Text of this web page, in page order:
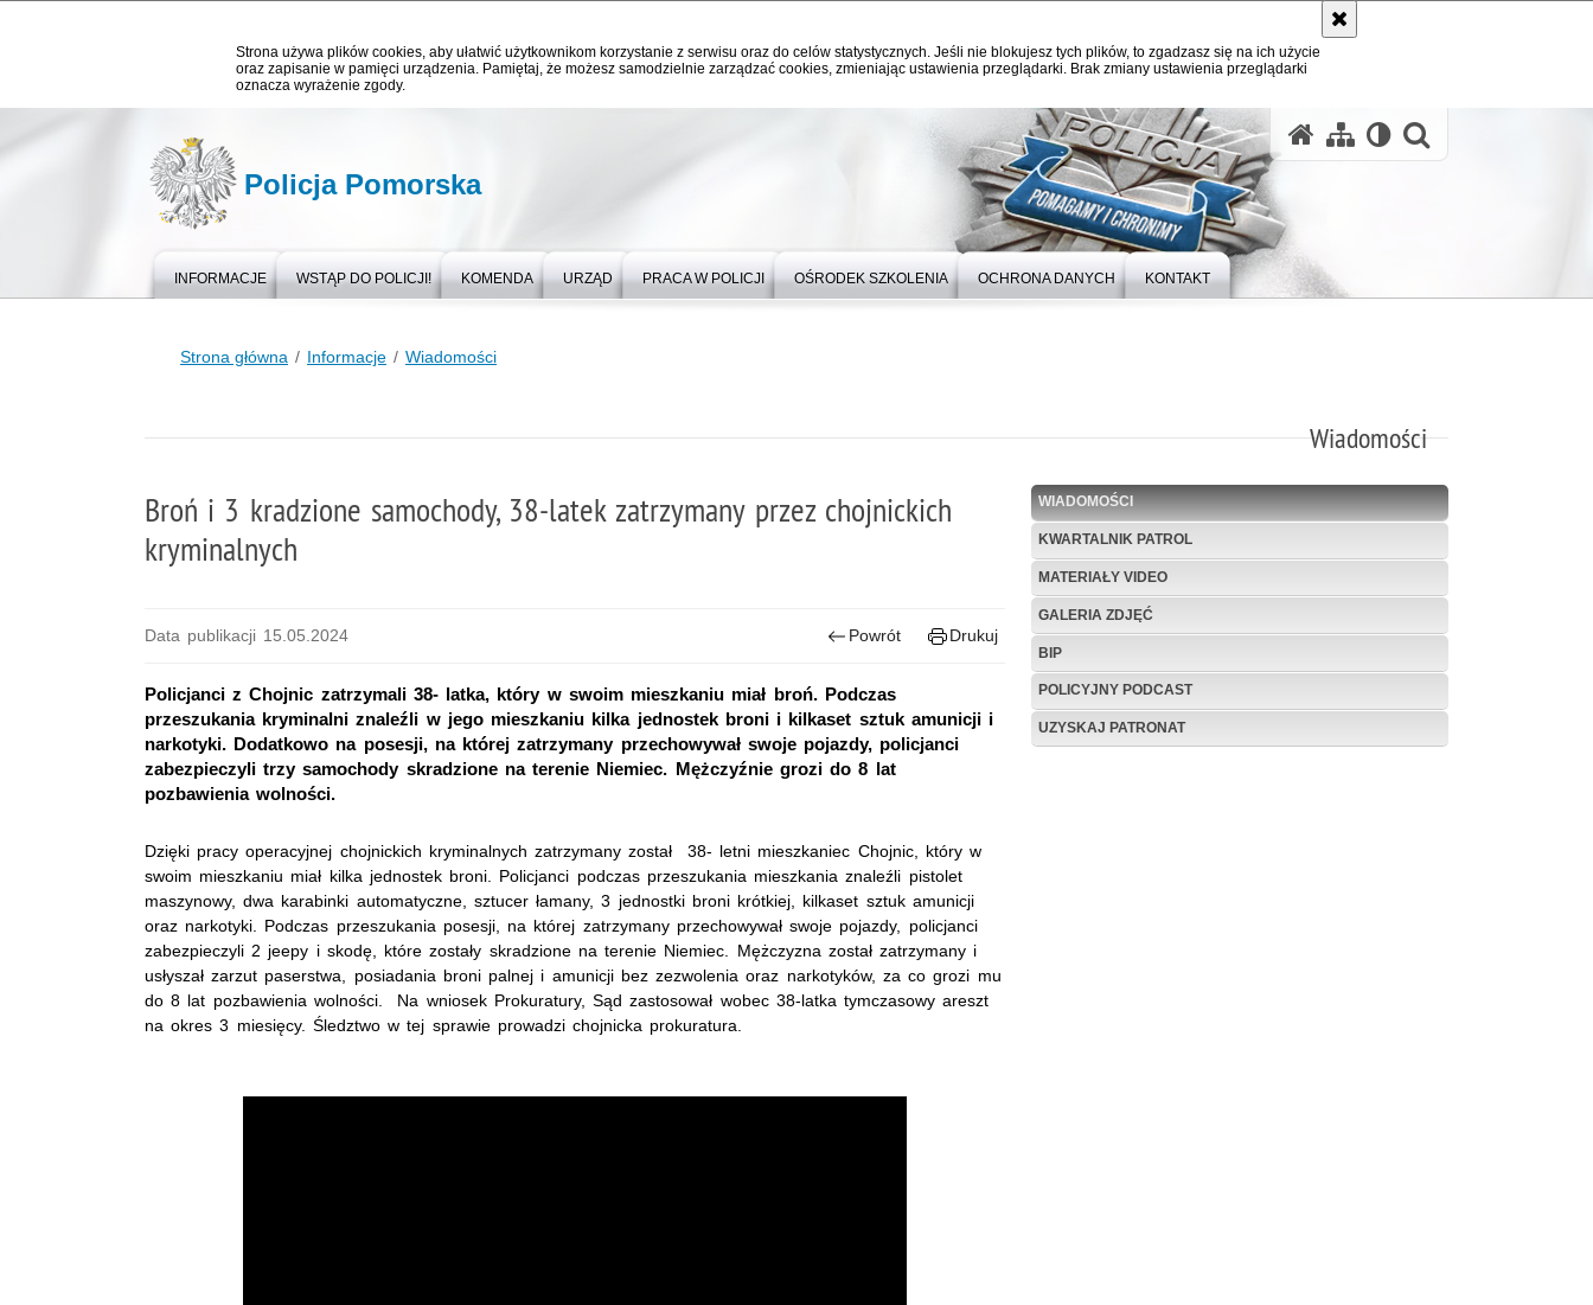
Strona używa plików cookies, aby ułatwić użytkownikom korzystanie z serwisu oraz do celów statystycznych. Jeśli nie blokujesz tych plików, to zgadzasz się na ich użycie
oraz zapisanie w pamięci urządzenia. Pamiętaj, że możesz samodzielnie zarządzać cookies, zmieniając ustawienia przeglądarki. Brak zmiany ustawienia przeglądarki
oznacza wyrażenie zgody.
Policja Pomorska
INFORMACJE WSTĄP DO POLICJI! KOMENDA URZĄD PRACA W POLICJI OŚRODEK SZKOLENIA OCHRONA DANYCH KONTAKT
Strona główna Informacje Wiadomości
Wiadomości
WIADOMOŚCI
KWARTALNIK PATROL
MATERIAŁY VIDEO
GALERIA ZDJĘĆ
BIP
POLICYJNY PODCAST
UZYSKAJ PATRONAT
Broń i 3 kradzione samochody, 38-latek zatrzymany przez chojnickich
kryminalnych
Data publikacji 15.05.2024 Powrót Drukuj
Policjanci z Chojnic zatrzymali 38- latka, który w swoim mieszkaniu miał broń. Podczas
przeszukania kryminalni znaleźli w jego mieszkaniu kilka jednostek broni i kilkaset sztuk amunicji i
narkotyki. Dodatkowo na posesji, na której zatrzymany przechowywał swoje pojazdy, policjanci
zabezpieczyli trzy samochody skradzione na terenie Niemiec. Mężczyźnie grozi do 8 lat
pozbawienia wolności.
Dzięki pracy operacyjnej chojnickich kryminalnych zatrzymany został 38- letni mieszkaniec Chojnic, który w
swoim mieszkaniu miał kilka jednostek broni. Policjanci podczas przeszukania mieszkania znaleźli pistolet
maszynowy, dwa karabinki automatyczne, sztucer łamany, 3 jednostki broni krótkiej, kilkaset sztuk amunicji
oraz narkotyki. Podczas przeszukania posesji, na której zatrzymany przechowywał swoje pojazdy, policjanci
zabezpieczyli 2 jeepy i skodę, które zostały skradzione na terenie Niemiec. Mężczyzna został zatrzymany i
usłyszał zarzut paserstwa, posiadania broni palnej i amunicji bez zezwolenia oraz narkotyków, za co grozi mu
do 8 lat pozbawienia wolności. Na wniosek Prokuratury, Sąd zastosował wobec 38-latka tymczasowy areszt
na okres 3 miesięcy. Śledztwo w tej sprawie prowadzi chojnicka prokuratura.